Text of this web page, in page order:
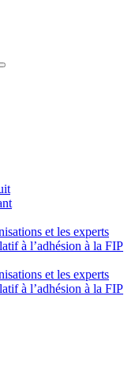
et les experts
à l’adhésion à la FIP
et les experts
à l’adhésion à la FIP